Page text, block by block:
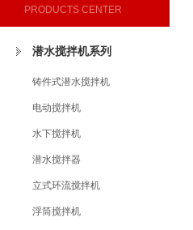
PRODUCTS CENTER
潜水搅拌机系列
铸件式潜水搅拌机
电动搅拌机
水下搅拌机
潜水搅拌器
立式环流搅拌机
浮筒搅拌机